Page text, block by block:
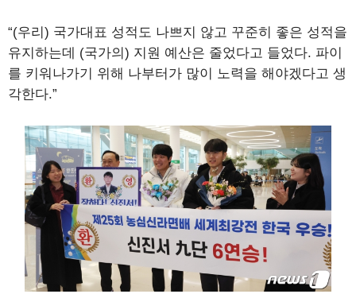
“(우리) 국가대표 성적도 나쁘지 않고 꾸준히 좋은 성적을
유지하는데 (국가의) 지원 예산은 줄었다고 들었다. 파이
를 키워나가기 위해 나부터가 많이 노력을 해야겠다고 생
각한다.”